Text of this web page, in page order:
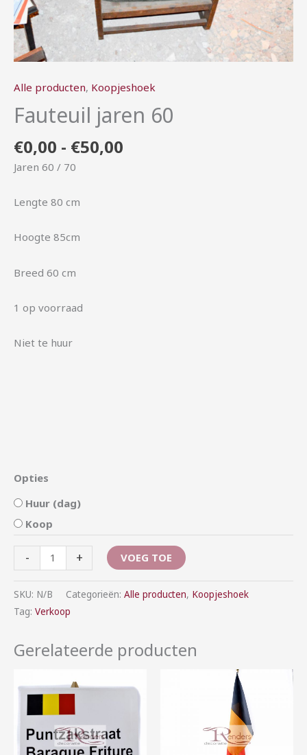
Alle producten, Koopjeshoek
Fauteuil jaren 60
€0,00 - €50,00
Jaren 60 / 70
Lengte 80 cm
Hoogte 85cm
Breed 60 cm
1 op voorraad
Niet te huur
Opties
Huur (dag)
Koop
- + VOEG TOE
SKU: N/B Categorieën: Alle producten, Koopjeshoek
Tag: Verkoop
Gerelateerde producten
€5,00
Prijsklasse:
€5,00
tot
€25,00